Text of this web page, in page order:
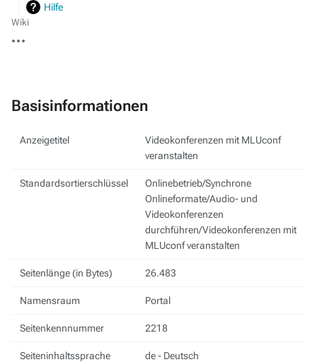
Hilfe
Wiki
Aktionen
Basisinformationen
Anzeigetitel
Videokonferenzen mit MLUconf
veranstalten
Standardsortierschlüssel
Onlinebetrieb/Synchrone
Onlineformate/Audio- und
Videokonferenzen
durchführen/Videokonferenzen mit
MLUconf veranstalten
Seitenlänge (in Bytes) 26.483
Namensraum Portal
Seitenkennnummer 2218
Seiteninhaltssprache de - Deutsch